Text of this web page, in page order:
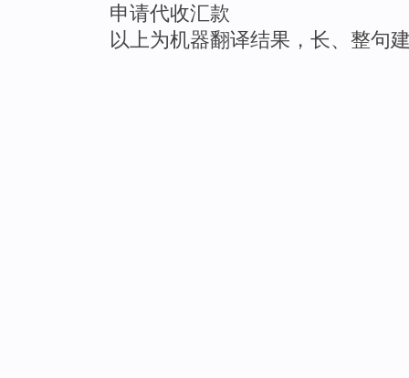
申请代收汇款
以上为机器翻译结果，长、整句